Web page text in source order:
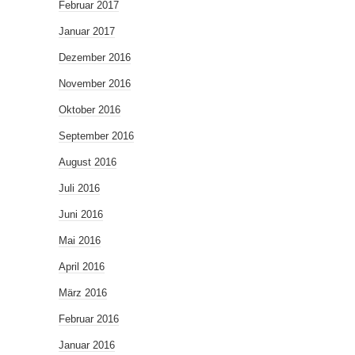
Februar 2017
Januar 2017
Dezember 2016
November 2016
Oktober 2016
September 2016
August 2016
Juli 2016
Juni 2016
Mai 2016
April 2016
März 2016
Februar 2016
Januar 2016